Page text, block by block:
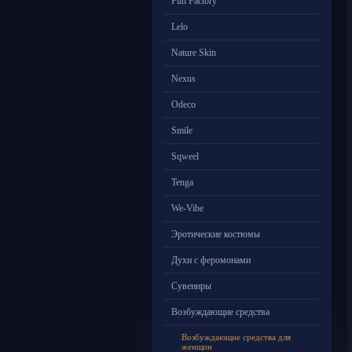
Lelo
Nature Skin
Nexus
Odeco
Smile
Sqweel
Tenga
We-Vibe
Эротические костюмы
Духи с феромонами
Сувениры
Возбуждающие средства
Возбуждающие средства для
женщин